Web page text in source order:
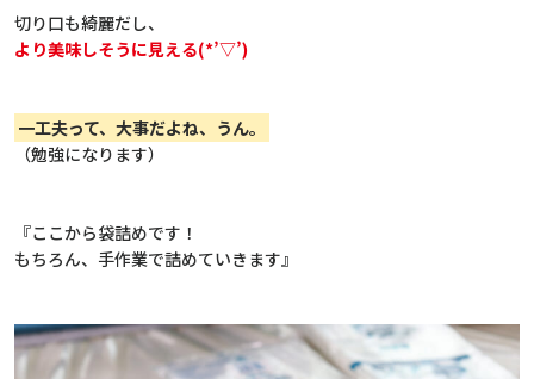
切り口も綺麗だし、
より美味しそうに見える(*’▽’)
一工夫って、大事だよね、うん。
（勉強になります）
『ここから袋詰めです！
もちろん、手作業で詰めていきます』